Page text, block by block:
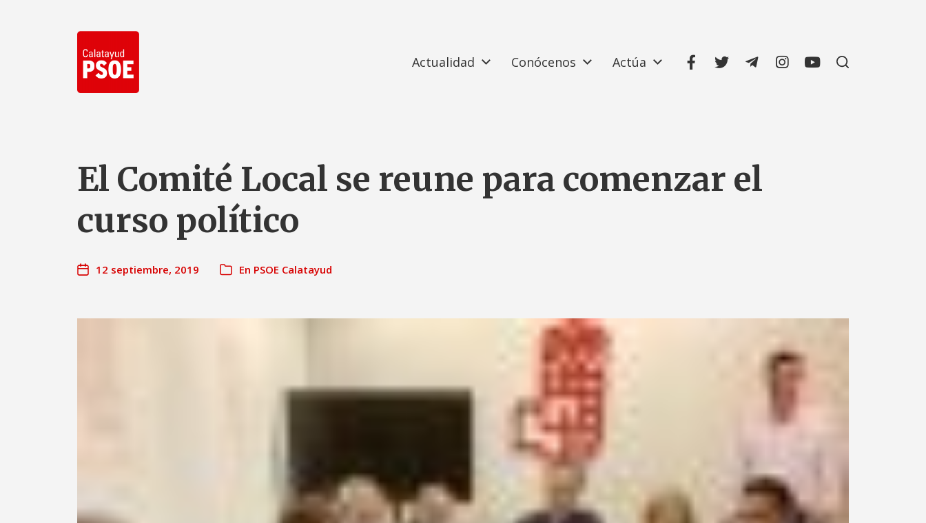
Actualidad Conócenos Actúa
El Comité Local se reune para comenzar el
curso político
12 septiembre, 2019 En PSOE Calatayud